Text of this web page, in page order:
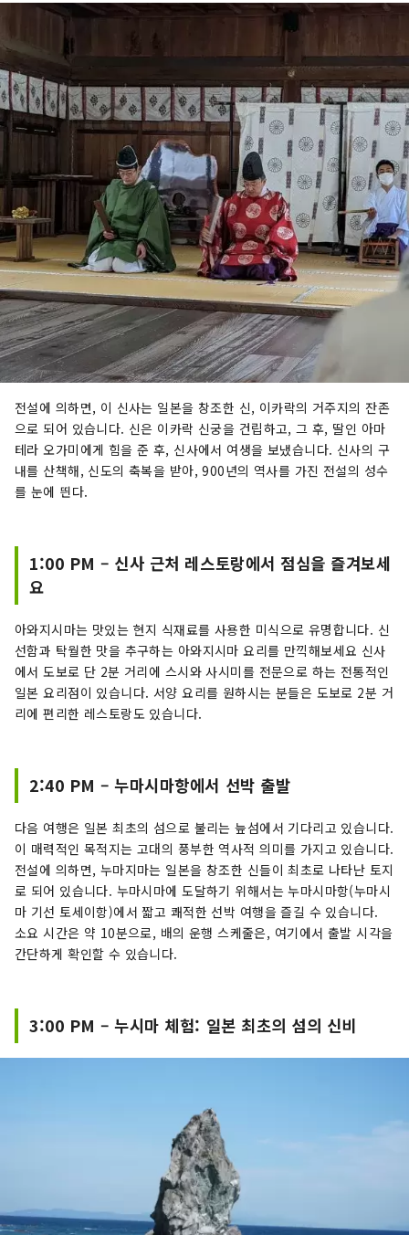
전설에 의하면, 이 신사는 일본을 창조한 신, 이카락의 거주지의 잔존
으로 되어 있습니다. 신은 이카락 신궁을 건립하고, 그 후, 딸인 아마
테라 오가미에게 힘을 준 후, 신사에서 여생을 보냈습니다. 신사의 구
내를 산책해, 신도의 축복을 받아, 900년의 역사를 가진 전설의 성수
를 눈에 띈다.
1:00 PM – 신사 근처 레스토랑에서 점심을 즐겨보세
요
아와지시마는 맛있는 현지 식재료를 사용한 미식으로 유명합니다. 신
선함과 탁월한 맛을 추구하는 아와지시마 요리를 만끽해보세요 신사
에서 도보로 단 2분 거리에 스시와 사시미를 전문으로 하는 전통적인
일본 요리점이 있습니다. 서양 요리를 원하시는 분들은 도보로 2분 거
리에 편리한 레스토랑도 있습니다.
2:40 PM – 누마시마항에서 선박 출발
다음 여행은 일본 최초의 섬으로 불리는 늪섬에서 기다리고 있습니다.
이 매력적인 목적지는 고대의 풍부한 역사적 의미를 가지고 있습니다.
전설에 의하면, 누마지마는 일본을 창조한 신들이 최초로 나타난 토지
로 되어 있습니다. 누마시마에 도달하기 위해서는 누마시마항(누마시
마 기선 토세이항)에서 짧고 쾌적한 선박 여행을 즐길 수 있습니다.
소요 시간은 약 10분으로, 배의 운행 스케줄은, 여기에서 출발 시각을
간단하게 확인할 수 있습니다.
3:00 PM – 누시마 체험: 일본 최초의 섬의 신비